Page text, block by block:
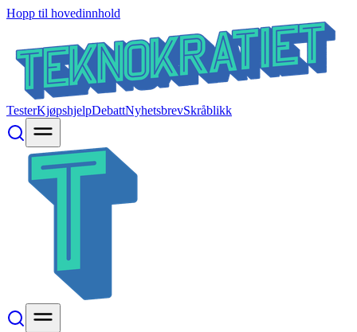
Hopp til hovedinnhold
TesterKjøpshjelpDebattNyhetsbrevSkråblikk